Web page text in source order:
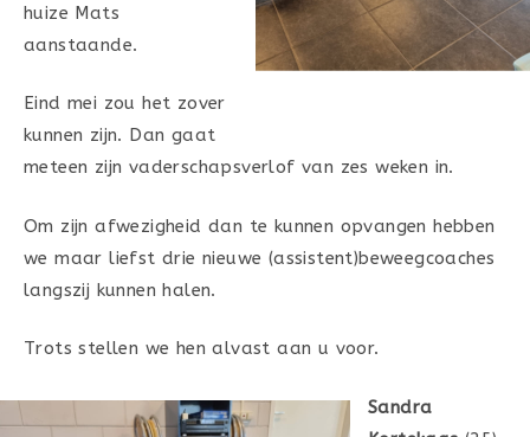
huize Mats
aanstaande.
Eind mei zou het zover
kunnen zijn. Dan gaat
meteen zijn vaderschapsverlof van zes weken in.
Om zijn afwezigheid dan te kunnen opvangen hebben
we maar liefst drie nieuwe (assistent)beweegcoaches
langszij kunnen halen.
Trots stellen we hen alvast aan u voor.
Sandra